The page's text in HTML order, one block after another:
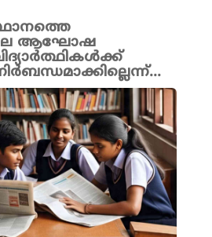
ആഘോഷ